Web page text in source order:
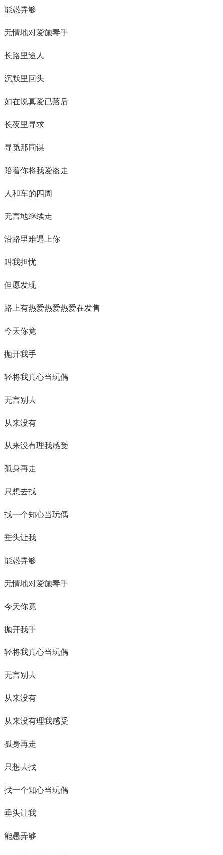
能愚弄够
无情地对爱施毒手
长路里途人
沉默里回头
如在说真爱已落后
长夜里寻求
寻觅那同谋
陪着你将我爱盗走
人和车的四周
无言地继续走
沿路里难遇上你
叫我担忧
但愿发现
路上有热爱热爱热爱在发售
今天你竟
抛开我手
轻将我真心当玩偶
无言别去
从来没有
从来没有理我感受
孤身再走
只想去找
找一个知心当玩偶
垂头让我
能愚弄够
无情地对爱施毒手
今天你竟
抛开我手
轻将我真心当玩偶
无言别去
从来没有
从来没有理我感受
孤身再走
只想去找
找一个知心当玩偶
垂头让我
能愚弄够